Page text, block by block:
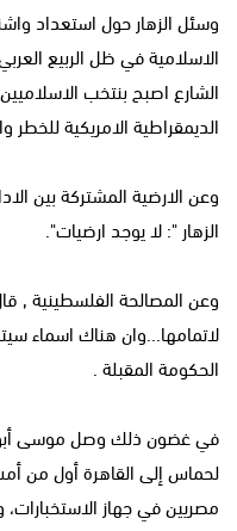
وسئل الزهار حول استعداد
الاسلامية في ظل الربيع
الشارع اصبح بنتخب
الديمقراطية الامريكية
وعن الارضية المشتركة بين
الزهار ": لا يوجد ارضيات".
وعن المصالحة الفلسطينية ,
لاتمامها...وان هناك اسماء
الحكومة المقبلة .
في غضون ذلك وصل موسى أبو
لحماس إلى القاهرة أول من
مصريين في جهاز